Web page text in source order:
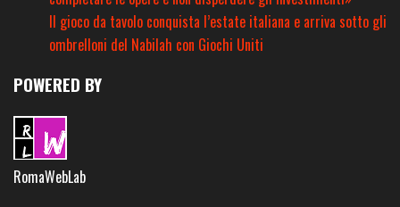
Il gioco da tavolo conquista l’estate italiana e arriva sotto gli
ombrelloni del Nabilah con Giochi Uniti
POWERED BY
RomaWebLab